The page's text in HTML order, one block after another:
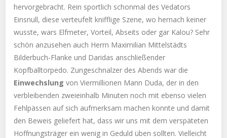
hervorgebracht. Rein sportlich schonmal des Vedators
Einsnull, diese verteufelt knifflige Szene, wo hernach keiner
wusste, wars Elfmeter, Vorteil, Abseits oder gar Kalou? Sehr
schön anzusehen auch Herrn Maximilian Mittelstädts
Bilderbuch-Flanke und Daridas anschließender
Kopfballtorpedo. Zungeschnalzer des Abends war die
Einwechslungvon Viermillionen Mann Duda, der in den
verbleibenden zweieinhalb Minuten noch mit ebenso vielen
Fehlpässen auf sich aufmerksam machen konnte und damit
den Beweis geliefert hat, dass wir uns mit dem verspäteten
Hoffnungsträger ein wenig in Geduld üben sollten. Vielleicht